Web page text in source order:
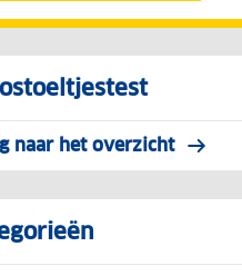
naar het overzicht